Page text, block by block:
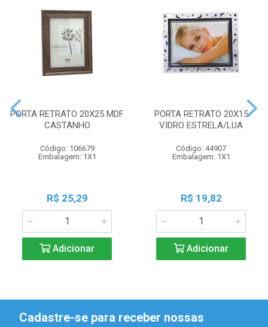
PORTA RETRATO 20X25 MDF
CASTANHO
Código: 106679
Embalagem: 1X1
R$ 25,29
Adicionar
PORTA RETRATO 20X15
VIDRO ESTRELA/LUA
Código: 44907
Embalagem: 1X1
R$ 19,82
Adicionar
Cadastre-se para receber nossas